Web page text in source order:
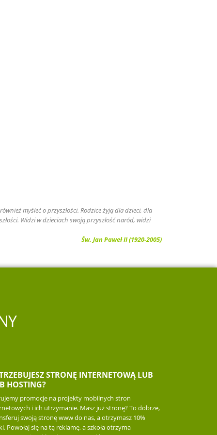
myśleć o przyszłości. Rodzice żyją dla dzieci, dla
Widzi w dzieciach swoją przyszłość naród, widzi
Św. Jan Paweł II (1920-2005)
STRONĘ INTERNETOWĄ LUB
HOSTING?
promocje na projekty mobilnych stron
i ich utrzymanie. Masz już stronę? To dobrze,
swoją stronę www do nas, a otrzymasz 10%
Powołaj się na tą reklamę, a szkoła otrzyma